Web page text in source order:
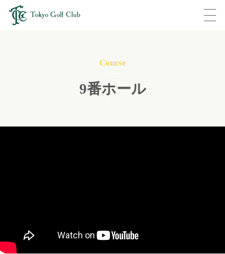
Course
9番ホール